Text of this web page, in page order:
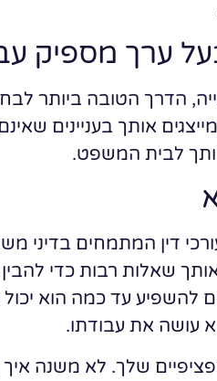
ערך מספיק
הדרך הטובה ביותר
אותך בעניינים
לבית המשפט.
דין המתמחים בדיני
שאלות רבות כדי
להשפיע עד כמה הוא
עושה את עבודתו.
שלך. לא משנה איך